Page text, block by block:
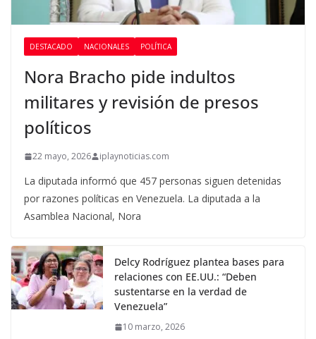
DESTACADO NACIONALES POLÍTICA
Nora Bracho pide indultos
militares y revisión de presos
políticos
22 mayo, 2026 iplaynoticias.com
La diputada informó que 457 personas siguen detenidas
por razones políticas en Venezuela. La diputada a la
Asamblea Nacional, Nora
Delcy Rodríguez plantea bases para
relaciones con EE.UU.: “Deben
sustentarse en la verdad de
Venezuela”
10 marzo, 2026